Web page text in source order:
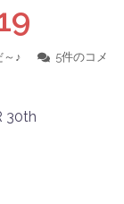
～♪
5件のコメ
30th